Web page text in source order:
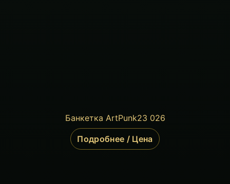
Банкетка ArtPunk23 026
Подробнее / Цена